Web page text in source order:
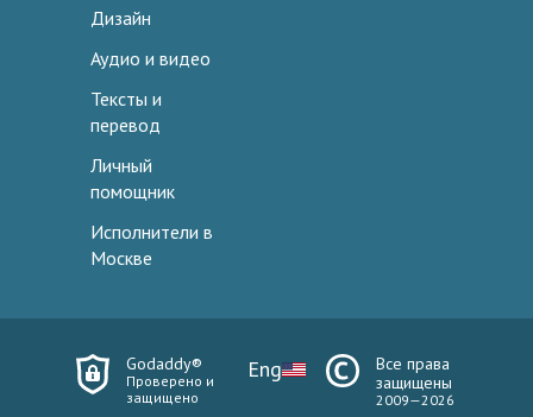
Дизайн
Аудио и видео
Тексты и
перевод
Личный
помощник
Исполнители в
Москве
Godaddy®
Проверено и
защищено
Eng
Все права
защищены
2009—2026